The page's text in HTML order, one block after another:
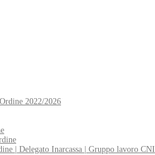
2022/2026
| Delegato Inarcassa | Gruppo lavoro CNI